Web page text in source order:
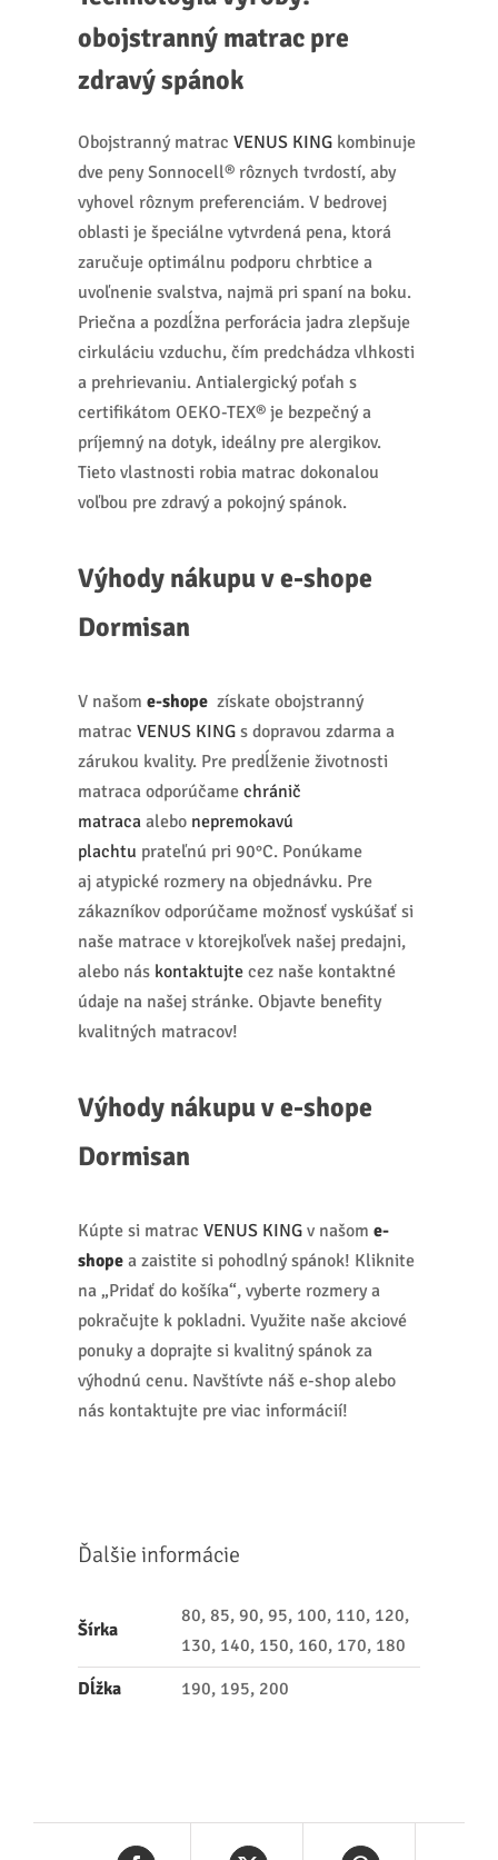
obojstranný matrac pre
zdravý spánok
Obojstranný matrac VENUS KING kombinuje
dve peny Sonnocell® rôznych tvrdostí, aby
vyhovel rôznym preferenciám. V bedrovej
oblasti je špeciálne vytvrdená pena, ktorá
zaručuje optimálnu podporu chrbtice a
uvoľnenie svalstva, najmä pri spaní na boku.
Priečna a pozdĺžna perforácia jadra zlepšuje
cirkuláciu vzduchu, čím predchádza vlhkosti
a prehrievaniu. Antialergický poťah s
certifikátom OEKO-TEX® je bezpečný a
príjemný na dotyk, ideálny pre alergikov.
Tieto vlastnosti robia matrac dokonalou
voľbou pre zdravý a pokojný spánok.
Výhody nákupu v e-shope
Dormisan
V našom e-shope získate obojstranný
matrac VENUS KING s dopravou zdarma a
zárukou kvality. Pre predĺženie životnosti
matraca odporúčame chránič
matraca alebo nepremokavú
plachtu prateľnú pri 90°C. Ponúkame
aj atypické rozmery na objednávku. Pre
zákazníkov odporúčame možnosť vyskúšať si
naše matrace v ktorejkoľvek našej predajni,
alebo nás kontaktujte cez naše kontaktné
údaje na našej stránke. Objavte benefity
kvalitných matracov!
Výhody nákupu v e-shope
Dormisan
Kúpte si matrac VENUS KING v našom e-
shope a zaistite si pohodlný spánok! Kliknite
na „Pridať do košíka“, vyberte rozmery a
pokračujte k pokladni. Využite naše akciové
ponuky a doprajte si kvalitný spánok za
výhodnú cenu. Navštívte náš e-shop alebo
nás kontaktujte pre viac informácií!
Ďalšie informácie
Šírka
80, 85, 90, 95, 100, 110, 120,
130, 140, 150, 160, 170, 180
Dĺžka
190, 195, 200